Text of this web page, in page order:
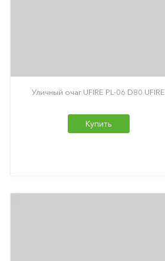
Уличный очаг UFIRE PL-06 D80 UFIRE
Купить